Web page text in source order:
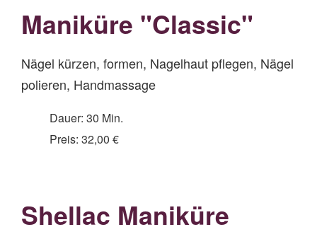
Maniküre "Classic"
Nägel kürzen, formen, Nagelhaut pflegen, Nägel
polieren, Handmassage
Dauer: 30 Min.
Preis: 32,00 €
Shellac Maniküre